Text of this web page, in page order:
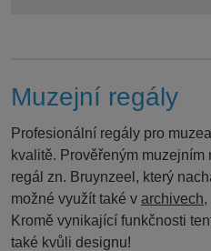
Muzejní regály
Profesionální regály pro muzea
kvalitě. Prověřeným
regál zn. Bruynzeel, který
možné využít také v archivech,
Kromě vynikající funkčnosti
také kvůli designu!